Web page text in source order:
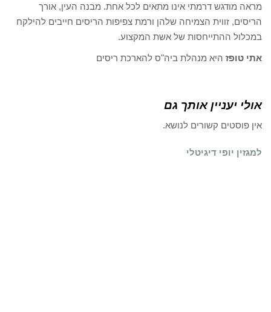
מראה מודגש דרמתי אינו מתאים לכל אחת. מבנה העין, אורך
הריסים, זווית הצמיחה שלהן ורמת צפיפות הריסים חייבים להילקח
במכלול ההתייחסות של אשת המקצוע.
אתי טופז היא מנהלת ביה"ס להארכת ריסים
אולי יעניין אותך גם
אין פוסטים קשורים לנושא.
למגזין יופי דיגיטלי